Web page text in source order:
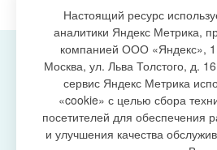
создание сайта
Администрация
Энергетиков, 6, пгт.
район,
Ханты-Мансийский
(Тюменская область),
Сетевое издание
Настоящий ресурс
аналитики Яндекс Метрика,
компанией ООО «Яндекс»,
Москва, ул. Льва Толстого, д.
сервис Яндекс Метрика
«cookie» с целью сбора
посетителей для обеспечения
и улучшения качества